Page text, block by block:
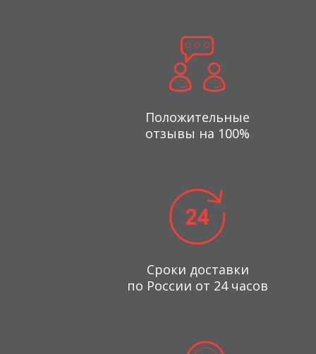
Положительные
отзывы на 100%
Сроки доставки
по России от 24 часов